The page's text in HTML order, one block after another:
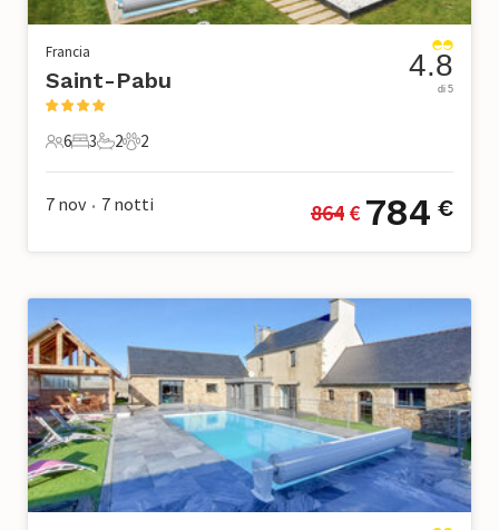
Francia
Saint-Pabu
6 Ospiti
6
3 Camere da letto
3
2 Bagni
2
2 Animali domestici
2
4.8
di 5
7 nov • 7 notti 864 € 784 €